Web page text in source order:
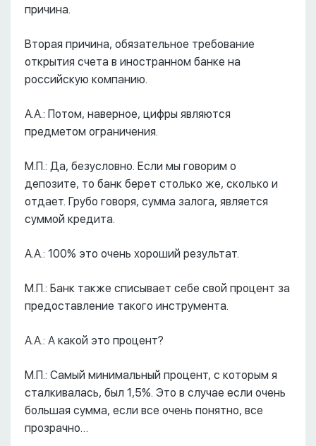
причина.
Вторая причина, обязательное требование
открытия счета в иностранном банке на
российскую компанию.
А.А.: Потом, наверное, цифры являются
предметом ограничения.
М.П.: Да, безусловно. Если мы говорим о
депозите, то банк берет столько же, сколько и
отдает. Грубо говоря, сумма залога, является
суммой кредита.
А.А.: 100% это очень хороший результат.
М.П.: Банк также списывает себе свой процент за
предоставление такого инструмента.
А.А.: А какой это процент?
М.П.: Самый минимальный процент, с которым я
сталкивалась, был 1,5%. Это в случае если очень
большая сумма, если все очень понятно, все
прозрачно…